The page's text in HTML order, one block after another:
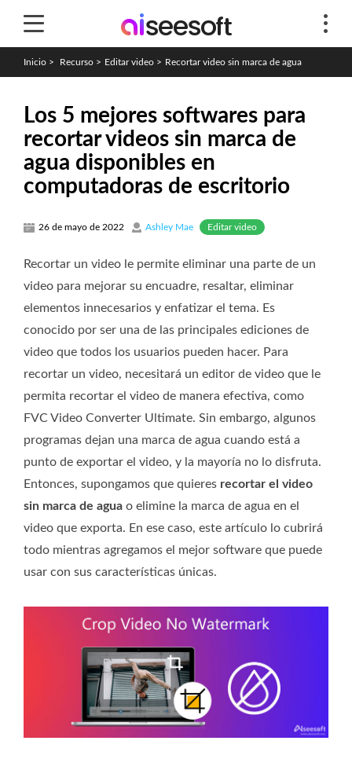
Inicio > Recurso > Editar video > Recortar video sin marca de agua
Los 5 mejores softwares para
recortar videos sin marca de
agua disponibles en
computadoras de escritorio
26 de mayo de 2022 Ashley Mae Editar video
Recortar un video le permite eliminar una parte de un
video para mejorar su encuadre, resaltar, eliminar
elementos innecesarios y enfatizar el tema. Es
conocido por ser una de las principales ediciones de
video que todos los usuarios pueden hacer. Para
recortar un video, necesitará un editor de video que le
permita recortar el video de manera efectiva, como
FVC Video Converter Ultimate. Sin embargo, algunos
programas dejan una marca de agua cuando está a
punto de exportar el video, y la mayoría no lo disfruta.
Entonces, supongamos que quieres recortar el video
sin marca de agua o elimine la marca de agua en el
video que exporta. En ese caso, este artículo lo cubrirá
todo mientras agregamos el mejor software que puede
usar con sus características únicas.